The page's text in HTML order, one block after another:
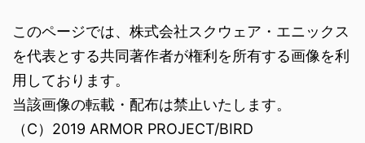
このページでは、株式会社スクウェア・エニックス
を代表とする共同著作者が権利を所有する画像を利
用しております。
当該画像の転載・配布は禁止いたします。
（C）2019 ARMOR PROJECT/BIRD